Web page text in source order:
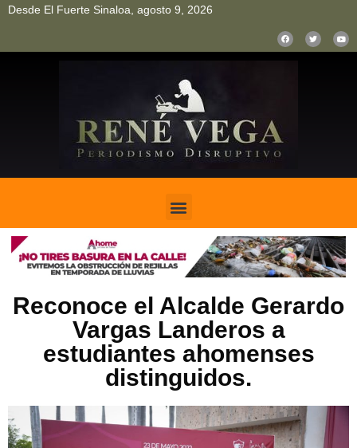
Desde El Fuerte Sinaloa, agosto 9, 2026
Reconoce el Alcalde Gerardo
Vargas Landeros a
estudiantes ahomenses
distinguidos.